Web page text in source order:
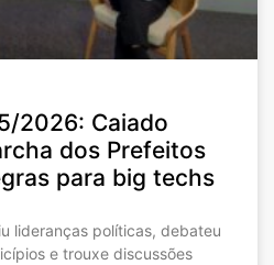
2026: Caiado
dos Prefeitos
para big techs
lideranças políticas, debateu
e trouxe discussões